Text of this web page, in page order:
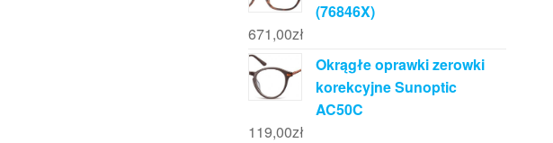
(76846X)
671,00zł
Okrągłe oprawki zerowki
korekcyjne Sunoptic
AC50C
119,00zł